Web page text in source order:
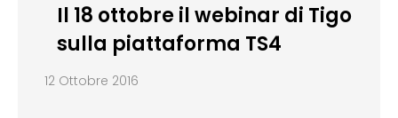
Il 18 ottobre il webinar di Tigo
sulla piattaforma TS4
12 Ottobre 2016